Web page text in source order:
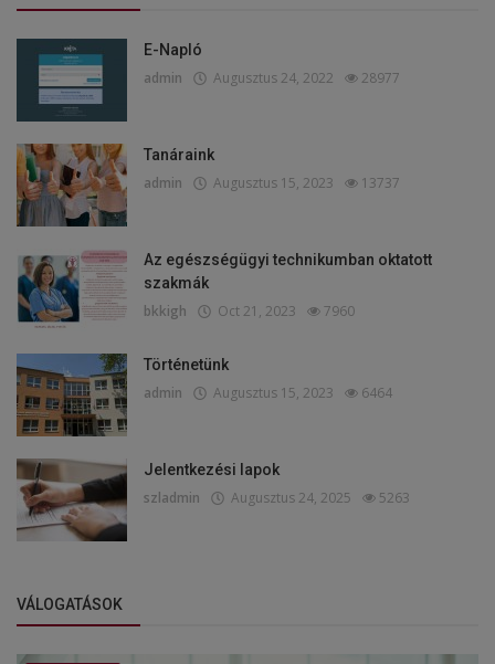
E-Napló
admin Augusztus 24, 2022 28977
Tanáraink
admin Augusztus 15, 2023 13737
Az egészségügyi technikumban oktatott
szakmák
bkkigh Oct 21, 2023 7960
Történetünk
admin Augusztus 15, 2023 6464
Jelentkezési lapok
szladmin Augusztus 24, 2025 5263
VÁLOGATÁSOK